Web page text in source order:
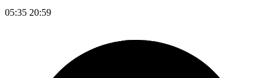
05:35 20:59